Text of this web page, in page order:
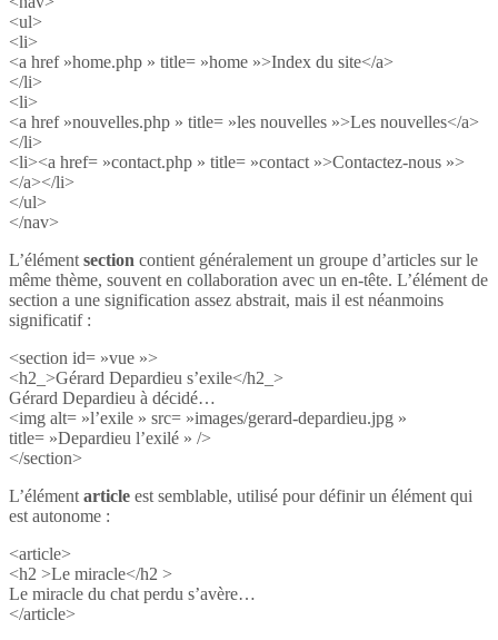
<ul>
<li>
<a href »home.php » title= »home »>Index du site</a>
</li>
<li>
<a href »nouvelles.php » title= »les nouvelles »>Les nouvelles</a>
</li>
<li><a href= »contact.php » title= »contact »>Contactez-nous »>
</a></li>
</ul>
</nav>
L’élément section contient généralement un groupe d’articles sur le
même thème, souvent en collaboration avec un en-tête. L’élément de
section a une signification assez abstrait, mais il est néanmoins
significatif :
<section id= »vue »>
<h2_>Gérard Depardieu s’exile</h2_>
Gérard Depardieu à décidé…
<img alt= »l’exile » src= »images/gerard-depardieu.jpg »
title= »Depardieu l’exilé » />
</section>
L’élément article est semblable, utilisé pour définir un élément qui
est autonome :
<article>
<h2 >Le miracle</h2 >
Le miracle du chat perdu s’avère…
</article>